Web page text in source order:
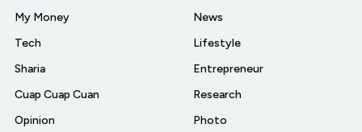
My Money
Tech
Sharia
Cuap Cuap Cuan
Opinion
News
Lifestyle
Entrepreneur
Research
Photo